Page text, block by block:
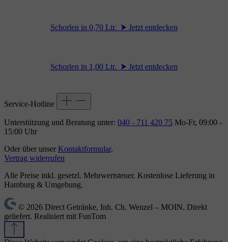
Schorlen in 0,70 Ltr. ⮞ Jetzt entdecken
Schorlen in 1,00 Ltr. ⮞ Jetzt entdecken
Service-Hotline
Unterstützung und Beratung unter: 040 - 711 420 75 Mo-Fr, 09:00 -
15:00 Uhr
Oder über unser Kontaktformular.
Vertrag widerrufen
Alle Preise inkl. gesetzl. Mehrwertsteuer. Kostenlose Lieferung in
Hamburg & Umgebung.
© 2026 Direct Getränke, Inh. Ch. Wenzel – MOIN. Direkt
geliefert. Realisiert mit FunTom